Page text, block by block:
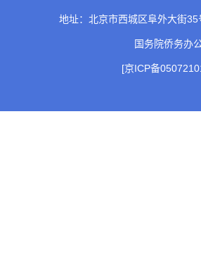
地址：北京市西城区阜外大街
国务院侨务
[京ICP备